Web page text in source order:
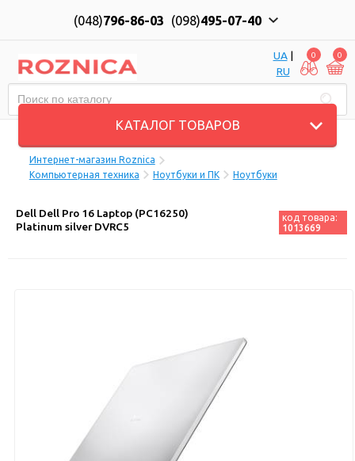
(048)796-86-03 (098)495-07-40
UA|
RU
0 0
КАТАЛОГ ТОВАРОВ
Интернет-магазин Roznica
Компьютерная техника
Ноутбуки и ПК Ноутбуки
Dell Dell Pro 16 Laptop (PC16250)
Platinum silver DVRC5
код товара:
1013669